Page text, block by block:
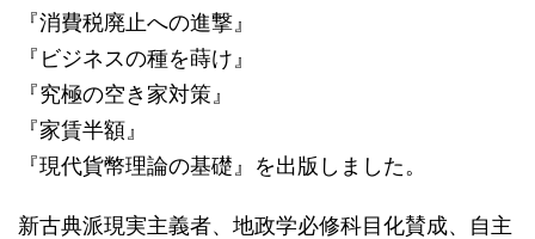
『消費税廃止への進撃』
『ビジネスの種を蒔け』
『究極の空き家対策』
『家賃半額』
『現代貨幣理論の基礎』を出版しました。
新古典派現実主義者、地政学必修科目化賛成、自主